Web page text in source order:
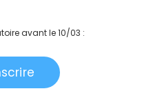
avant le 10/03 :